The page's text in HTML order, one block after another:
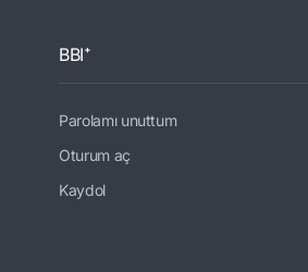
BBI⁺
Parolamı unuttum
Oturum aç
Kaydol